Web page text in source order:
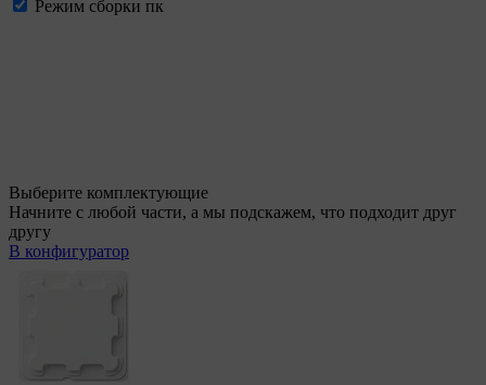
Режим сборки пк
Выберите комплектующие
Начните с любой части, а мы подскажем, что подходит друг
другу
В конфигуратор